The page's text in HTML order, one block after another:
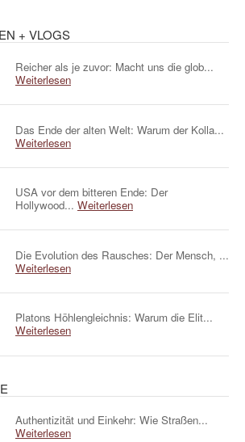
+ VLOGS
Reicher als je zuvor: Macht uns die glob...
Weiterlesen
Das Ende der alten Welt: Warum der Kolla...
Weiterlesen
USA vor dem bitteren Ende: Der
Hollywood... Weiterlesen
Die Evolution des Rausches: Der Mensch, ...
Weiterlesen
Platons Höhlengleichnis: Warum die Elit...
Weiterlesen
Authentizität und Einkehr: Wie Straßen...
Weiterlesen